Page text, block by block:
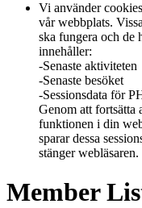
Vi använder
vår webbplats.
ska fungera och de
innehåller:
-Senaste aktiviteten
-Senaste besöket
-Sessionsdata för
Genom att fortsätta
funktionen i din
sparar dessa
stänger webläsaren.
Member